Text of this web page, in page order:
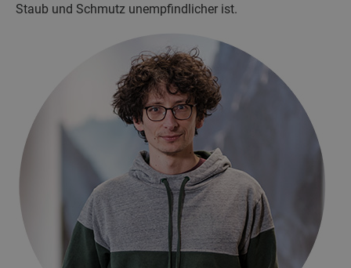
Staub und Schmutz unempfindlicher ist.